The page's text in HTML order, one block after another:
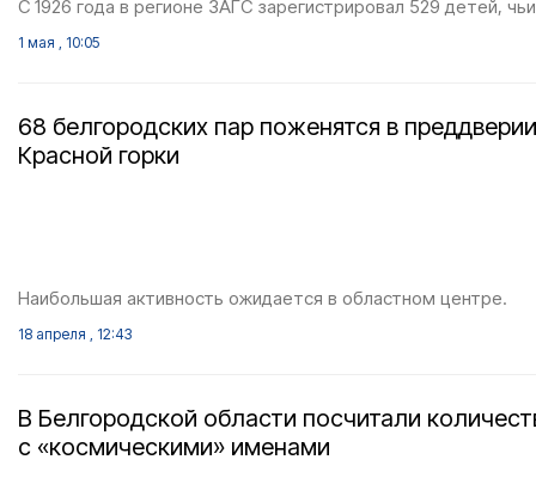
С 1926 года в регионе ЗАГС зарегистрировал 529 детей,
1 мая , 10:05
68 белгородских пар поженятся в преддверии
Красной горки
Наибольшая активность ожидается в областном центре.
18 апреля , 12:43
В Белгородской области посчитали
с «космическими» именами